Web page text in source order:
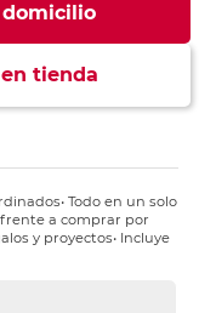
tienda
Todo en un solo
a comprar por
y proyectos• Incluye